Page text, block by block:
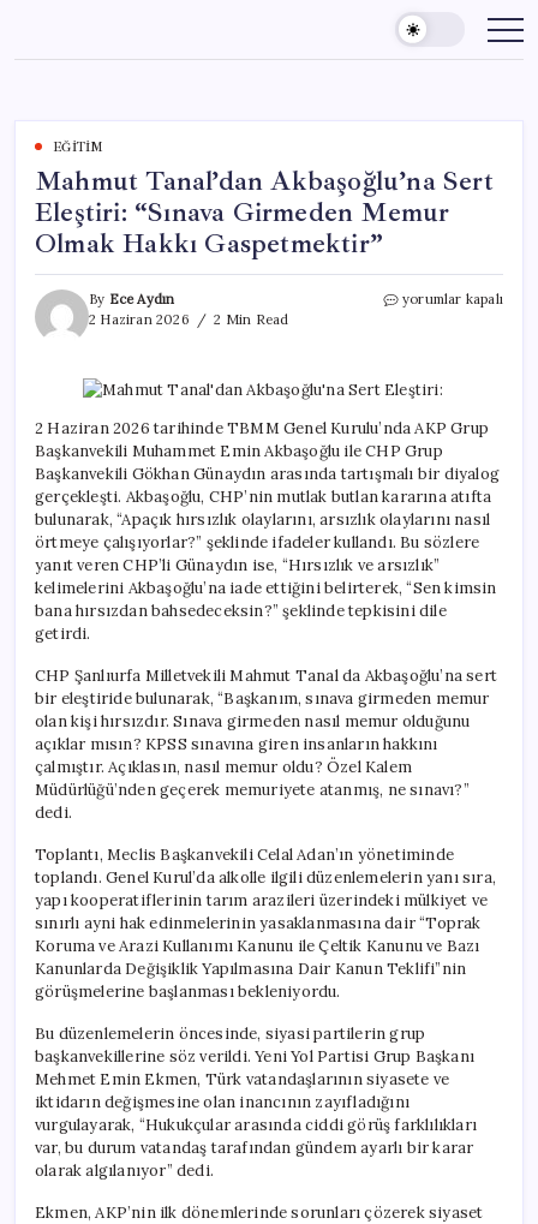
content
EĞITIM
Mahmut Tanal’dan Akbaşoğlu’na Sert
Eleştiri: “Sınava Girmeden Memur
Olmak Hakkı Gaspetmektir”
By Ece Aydın
2 Haziran 2026
2 Min Read
Mahmut
“Sınava
Girmeden
Olmak
Hakkı
Gaspetmektir”
için
yorumlar kapalı
2 Haziran 2026 tarihinde TBMM Genel Kurulu’nda AKP Grup
Başkanvekili Muhammet Emin Akbaşoğlu ile CHP Grup
Başkanvekili Gökhan Günaydın arasında tartışmalı bir diyalog
gerçekleşti. Akbaşoğlu, CHP’nin mutlak butlan kararına atıfta
bulunarak, “Apaçık hırsızlık olaylarını, arsızlık olaylarını nasıl
örtmeye çalışıyorlar?” şeklinde ifadeler kullandı. Bu sözlere
yanıt veren CHP’li Günaydın ise, “Hırsızlık ve arsızlık”
kelimelerini Akbaşoğlu’na iade ettiğini belirterek, “Sen kimsin
bana hırsızdan bahsedeceksin?” şeklinde tepkisini dile
getirdi.
CHP Şanlıurfa Milletvekili Mahmut Tanal da Akbaşoğlu’na sert
bir eleştiride bulunarak, “Başkanım, sınava girmeden memur
olan kişi hırsızdır. Sınava girmeden nasıl memur olduğunu
açıklar mısın? KPSS sınavına giren insanların hakkını
çalmıştır. Açıklasın, nasıl memur oldu? Özel Kalem
Müdürlüğü’nden geçerek memuriyete atanmış, ne sınavı?”
dedi.
Toplantı, Meclis Başkanvekili Celal Adan’ın yönetiminde
toplandı. Genel Kurul’da alkolle ilgili düzenlemelerin yanı sıra,
yapı kooperatiflerinin tarım arazileri üzerindeki mülkiyet ve
sınırlı ayni hak edinmelerinin yasaklanmasına dair “Toprak
Koruma ve Arazi Kullanımı Kanunu ile Çeltik Kanunu ve Bazı
Kanunlarda Değişiklik Yapılmasına Dair Kanun Teklifi”nin
görüşmelerine başlanması bekleniyordu.
Bu düzenlemelerin öncesinde, siyasi partilerin grup
başkanvekillerine söz verildi. Yeni Yol Partisi Grup Başkanı
Mehmet Emin Ekmen, Türk vatandaşlarının siyasete ve
iktidarın değişmesine olan inancının zayıfladığını
vurgulayarak, “Hukukçular arasında ciddi görüş farklılıkları
var, bu durum vatandaş tarafından gündem ayarlı bir karar
olarak algılanıyor” dedi.
Ekmen, AKP’nin ilk dönemlerinde sorunları çözerek siyaset